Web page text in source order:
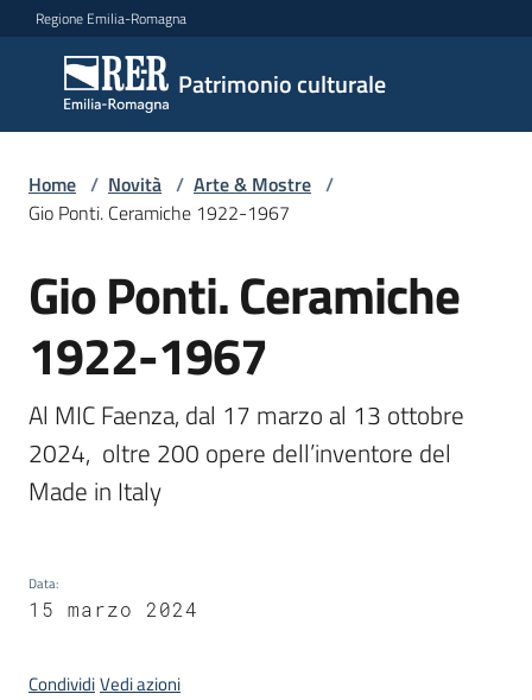
Vai al contenuto
Vai alla navigazione
Vai al footer
Regione Emilia-Romagna
Patrimonio culturale
Patrimonio
culturale
Argomenti
Novità
Servizi
Leggi
Atti
Piani
Programmi
Home / Novità / Arte & Mostre /
Gio Ponti. Ceramiche 1922-1967
Salta al contenuto
Gio Ponti. Ceramiche
1922-1967
Al MIC Faenza, dal 17 marzo al 13 ottobre
2024,  oltre 200 opere dell’inventore del
Made in Italy
Data:
15 marzo 2024
CondividiVedi azioni